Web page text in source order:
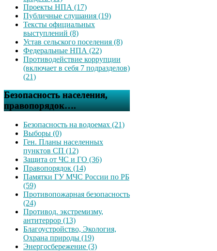
Проекты НПА (17)
Публичные слушания (19)
Тексты официальных
выступлений (8)
Устав сельского поселения (8)
Федеральные НПА (22)
Противодействие коррупции
(включает в себя 7 подразделов)
(21)
Безопасность населения,
правопорядок….
Безопасность на водоемах (21)
Выборы (0)
Ген. Планы населенных
пунктов СП (12)
Защита от ЧС и ГО (36)
Правопорядок (14)
Памятки ГУ МЧС России по РБ
(59)
Противопожарная безопасность
(24)
Противод. экстремизму,
антитеррор (13)
Благоустройство, Экология,
Охрана природы (19)
Энергосбережение (3)